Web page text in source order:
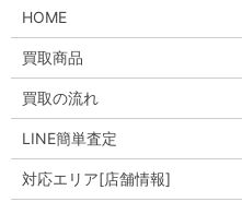
HOME
買取商品
買取の流れ
LINE簡単査定
対応エリア[店舗情報]